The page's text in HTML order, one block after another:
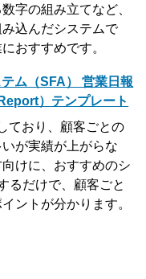
字の組み立てなど、
込んだシステムで
おすすめです。
ム（SFA） 営業日報
）テンプレート
ており、顧客ごとの
が実績が上がらな
けに、おすすめのシ
るだけで、顧客ごと
ントが分かります。